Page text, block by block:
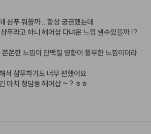
샴푸 뭐쓸까 .. 항상 궁금했는데
푸라고 하니 헤어샵 다녀온 느낌 낼수있을까 !?
쫀한 느낌이 단백질 영향이 풍부한 느낌이더라
서 샴푸하기도 너무 편했어요
마치 청담동 헤어샵 ~ ? ㅎㅎ